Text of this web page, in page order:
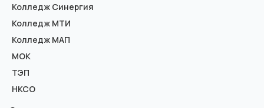
Колледж Синергия
Колледж МТИ
Колледж МАП
МОК
ТЭП
НКСО